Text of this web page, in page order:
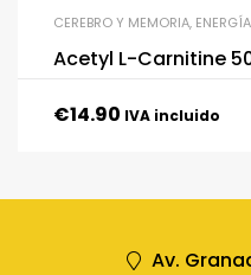
CEREBRO Y MEMORIA,
Acetyl L-Carnitine
€14.90 IVA incluido
Av.